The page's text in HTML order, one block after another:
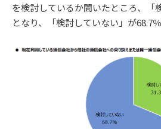
を検討しているか聞いたところ、「
となり、「検討していない」が68.7